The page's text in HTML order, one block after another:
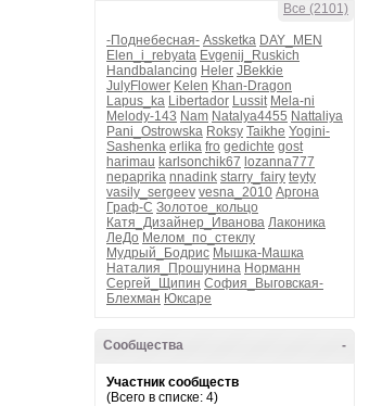
Все (2101)
-Поднебесная- Assketka DAY_MEN
Elen_i_rebyata Evgenij_Ruskich
Handbalancing Heler JBekkie
JulyFlower Kelen Khan-Dragon
Lapus_ka Libertador Lussit Mela-ni
Melody-143 Nam Natalya4455 Nattaliya
Pani_Ostrowska Roksy Taikhe Yogini-
Sashenka erlika fro gedichte gost
harimau karlsonchik67 lozanna777
nepaprika nnadink starry_fairy teyty
vasily_sergeev vesna_2010 Аргона
Граф-С Золотое_кольцо
Катя_Дизайнер_Иванова Лаконика
ЛеДо Мелом_по_стеклу
Мудрый_Бодрис Мышка-Машка
Наталия_Прошунина Норманн
Сергей_Щипин София_Выговская-
Блехман Юксаре
-
Сообщества
Участник сообществ
(Всего в списке: 4)